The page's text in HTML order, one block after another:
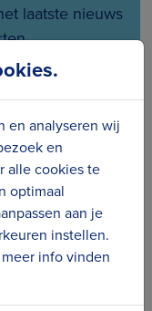
laatste nieuws
verbindt
en analyseren wij
en
alle cookies te
optimaal
aan je
instellen.
info vinden